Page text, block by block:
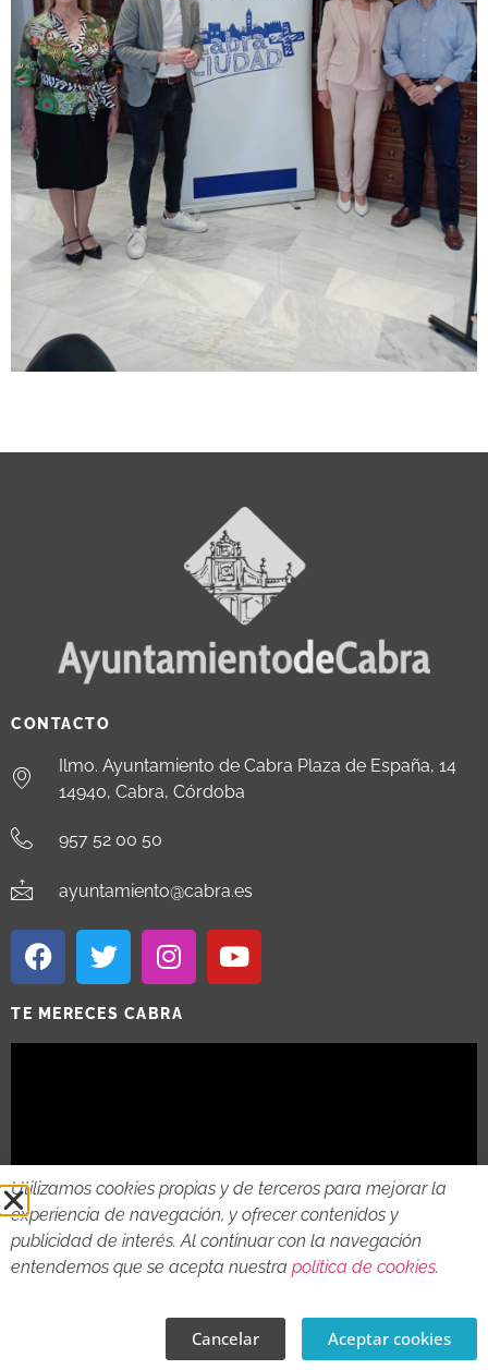
CONTACTO
Ilmo. Ayuntamiento de Cabra Plaza de España, 14
14940, Cabra, Córdoba
957 52 00 50
ayuntamiento@cabra.es
TE MERECES CABRA
2018 - 2026 © AYTO DE CABRA AVISO LEGAL
Utilizamos cookies propias y de terceros para mejorar la
experiencia de navegación, y ofrecer contenidos y
publicidad de interés. Al continuar con la navegación
entendemos que se acepta nuestra política de cookies.
Cancelar Aceptar cookies